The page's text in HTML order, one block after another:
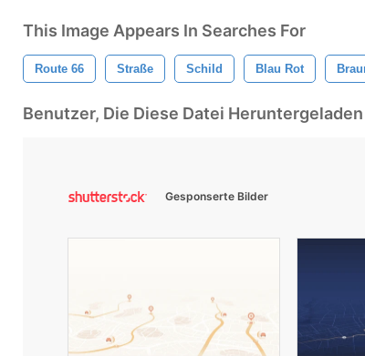
This Image Appears In Searches For
Route 66 Straße Schild Blau Rot
Benutzer, Die Diese Datei
Gesponserte Bilder